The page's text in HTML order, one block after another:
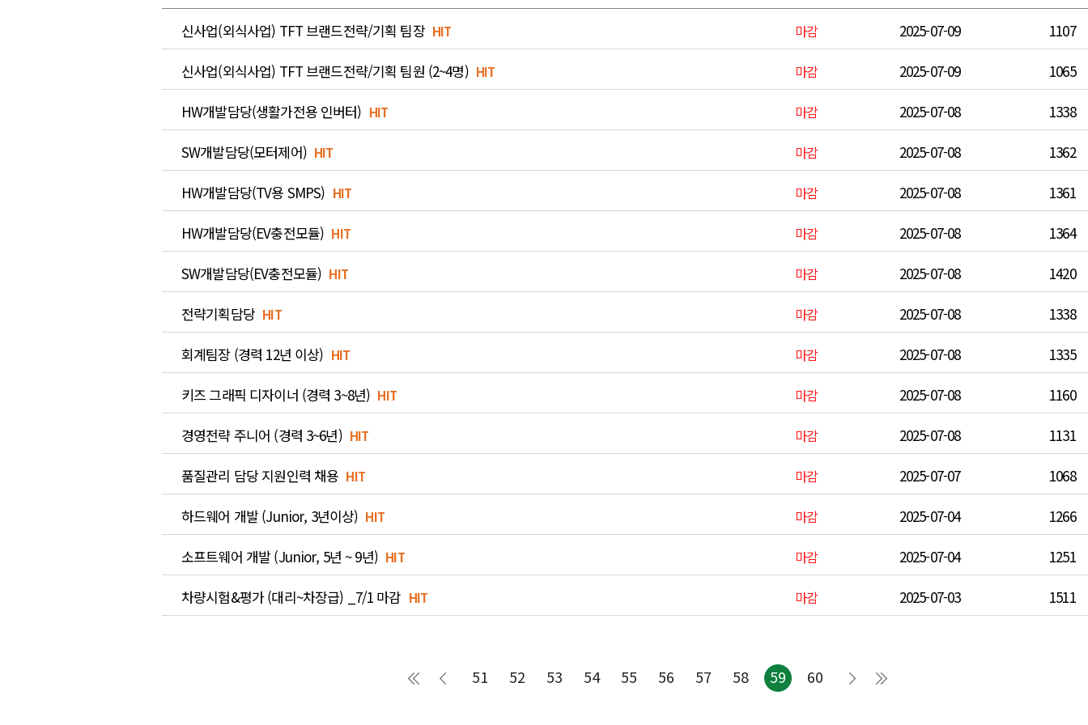
신사업(외식사업) TFT 브랜드전략/기획 팀장 HIT 마감 2025-07-09
1107
신사업(외식사업) TFT 브랜드전략/기획 팀원 (2~4명) HIT 마감 2025-07-09
1065
HW개발담당(생활가전용 인버터) HIT 마감 2025-07-08
1338
SW개발담당(모터제어) HIT 마감 2025-07-08
1362
HW개발담당(TV용 SMPS) HIT 마감 2025-07-08
1361
HW개발담당(EV충전모듈) HIT 마감 2025-07-08
1364
SW개발담당(EV충전모듈) HIT 마감 2025-07-08
1420
전략기획담당 HIT 마감 2025-07-08
1338
회계팀장 (경력 12년 이상) HIT 마감 2025-07-08
1335
키즈 그래픽 디자이너 (경력 3~8년) HIT 마감 2025-07-08
1160
경영전략 주니어 (경력 3~6년) HIT 마감 2025-07-08
1131
품질관리 담당 지원인력 채용 HIT 마감 2025-07-07
1068
하드웨어 개발 (Junior, 3년이상) HIT 마감 2025-07-04
1266
소프트웨어 개발 (Junior, 5년 ~ 9년) HIT 마감 2025-07-04
1251
차량시험&평가 (대리~차장급) _7/1 마감 HIT 마감 2025-07-03 1511
51 52 53 54 55 56 57 58 59 60